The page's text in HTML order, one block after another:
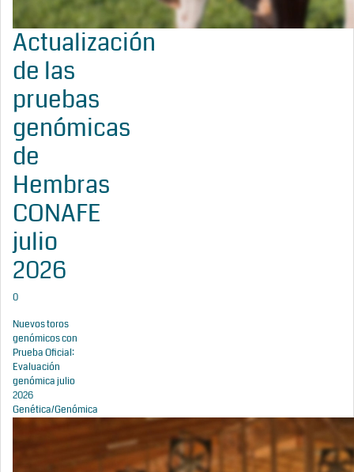
Actualización
de las
pruebas
genómicas
de
Hembras
CONAFE
julio
2026
0
Nuevos toros
genómicos con
Prueba Oficial:
Evaluación
genómica julio
2026
Genética/Genómica